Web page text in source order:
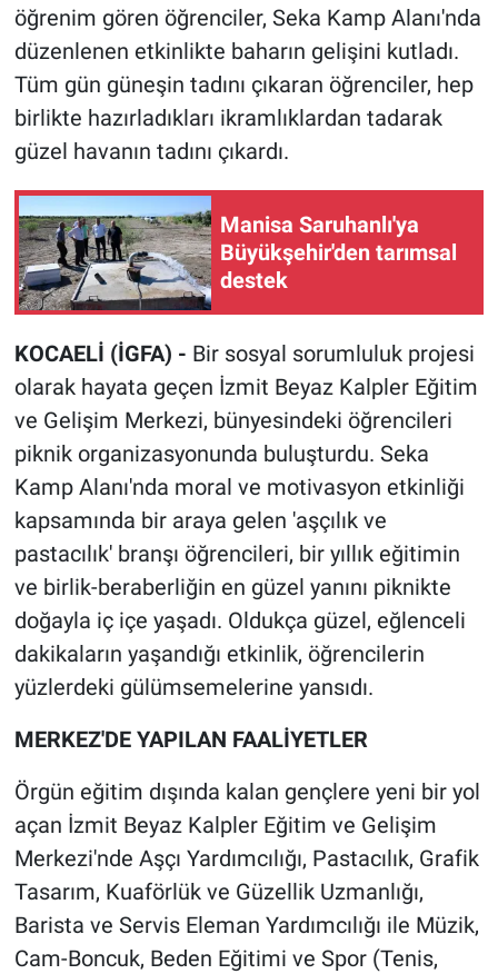
öğrenim gören öğrenciler, Seka Kamp Alanı'nda
düzenlenen etkinlikte baharın gelişini kutladı.
Tüm gün güneşin tadını çıkaran öğrenciler, hep
birlikte hazırladıkları ikramlıklardan tadarak
güzel havanın tadını çıkardı.
Manisa Saruhanlı'ya
Büyükşehir'den tarımsal
destek
KOCAELİ (İGFA) - Bir sosyal sorumluluk projesi
olarak hayata geçen İzmit Beyaz Kalpler Eğitim
ve Gelişim Merkezi, bünyesindeki öğrencileri
piknik organizasyonunda buluşturdu. Seka
Kamp Alanı'nda moral ve motivasyon etkinliği
kapsamında bir araya gelen 'aşçılık ve
pastacılık' branşı öğrencileri, bir yıllık eğitimin
ve birlik-beraberliğin en güzel yanını piknikte
doğayla iç içe yaşadı. Oldukça güzel, eğlenceli
dakikaların yaşandığı etkinlik, öğrencilerin
yüzlerdeki gülümsemelerine yansıdı.
MERKEZ'DE YAPILAN FAALİYETLER
Örgün eğitim dışında kalan gençlere yeni bir yol
açan İzmit Beyaz Kalpler Eğitim ve Gelişim
Merkezi'nde Aşçı Yardımcılığı, Pastacılık, Grafik
Tasarım, Kuaförlük ve Güzellik Uzmanlığı,
Barista ve Servis Eleman Yardımcılığı ile Müzik,
Cam-Boncuk, Beden Eğitimi ve Spor (Tenis,